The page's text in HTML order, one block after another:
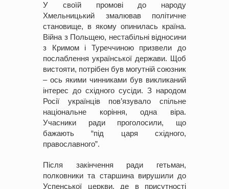
У своїй промові до народу
Хмельницький змалював політичне
становище, в якому опинилась країна.
Війна з Польщею, нестабільні відносини
з Кримом і Туреччиною призвели до
послаблення української держави. Щоб
вистояти, потрібен був могутній союзник
– ось якими чинниками був викликаний
інтерес до східного сусіди. З народом
Росії українців пов’язувало спільне
національне коріння, одна віра.
Учасники ради проголосили, що
бажають “під царя східного,
православного”.
Після закінчення ради гетьман,
полковники та старшина вирушили до
Успенської церкви, де в присутності